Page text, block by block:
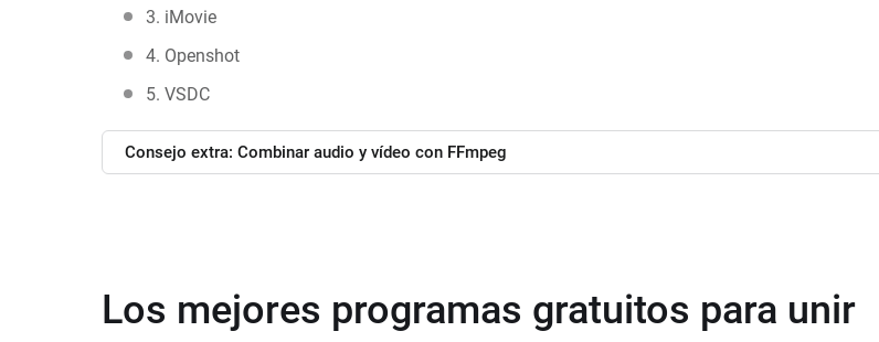
3. iMovie
4. Openshot
5. VSDC
Consejo extra: Combinar audio y vídeo con FFmpeg
Los mejores programas gratuitos para unir